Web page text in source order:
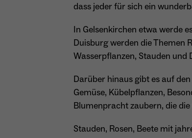
dass jeder für sich ein
In Gelsenkirchen etwa werde
Duisburg werden die Themen
Wasserpflanzen, Stauden und
Darüber hinaus gibt es auf
Gemüse, Kübelpflanzen,
Blumenpracht zaubern, die
Stauden, Rosen, Beete mit